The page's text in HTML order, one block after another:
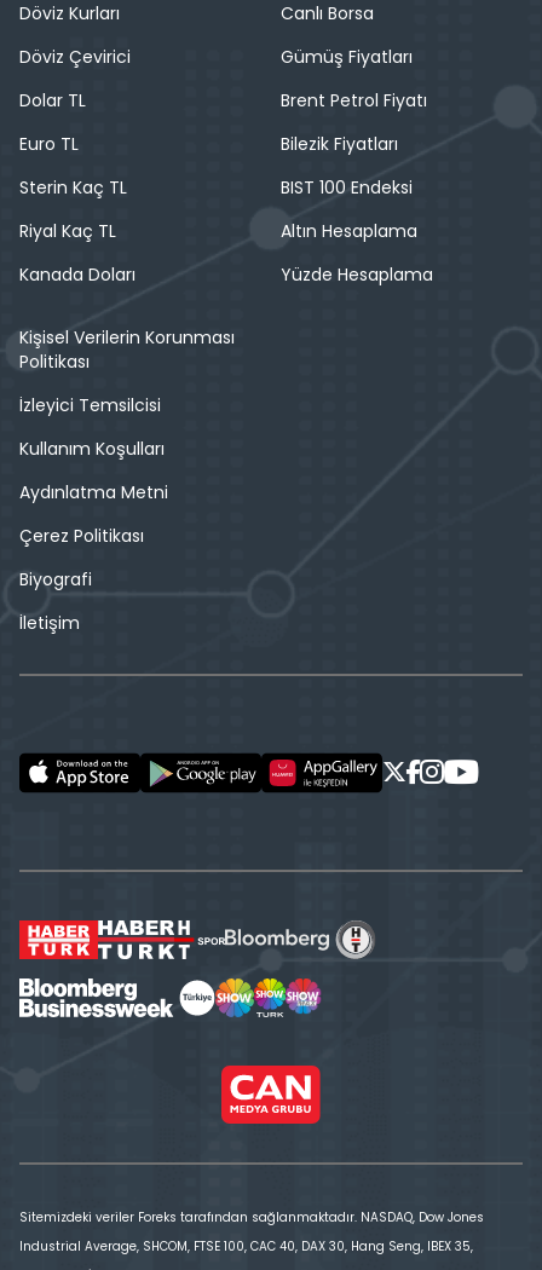
Döviz Kurları
Döviz Çevirici
Dolar TL
Euro TL
Sterin Kaç TL
Riyal Kaç TL
Kanada Doları
Canlı Borsa
Gümüş Fiyatları
Brent Petrol Fiyatı
Bilezik Fiyatları
BIST 100 Endeksi
Altın Hesaplama
Yüzde Hesaplama
Kişisel Verilerin Korunması
Politikası
İzleyici Temsilcisi
Kullanım Koşulları
Aydınlatma Metni
Çerez Politikası
Biyografi
İletişim
Sitemizdeki veriler Foreks tarafından sağlanmaktadır. NASDAQ, Dow Jones
Industrial Average, SHCOM, FTSE 100, CAC 40, DAX 30, Hang Seng, IBEX 35,